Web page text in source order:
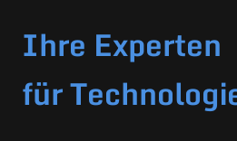
Ihre Experten
für